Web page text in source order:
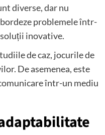
diverse, dar nu
problemele într-
inovative.
de caz, jocurile de
De asemenea, este
într-un mediu